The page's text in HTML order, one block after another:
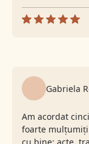
Gabriela
Am acordat
foarte mulțumiți